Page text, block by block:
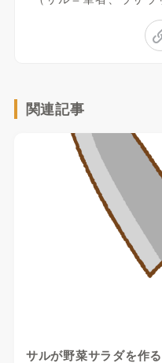
関連記事
サルが野菜サラダを作